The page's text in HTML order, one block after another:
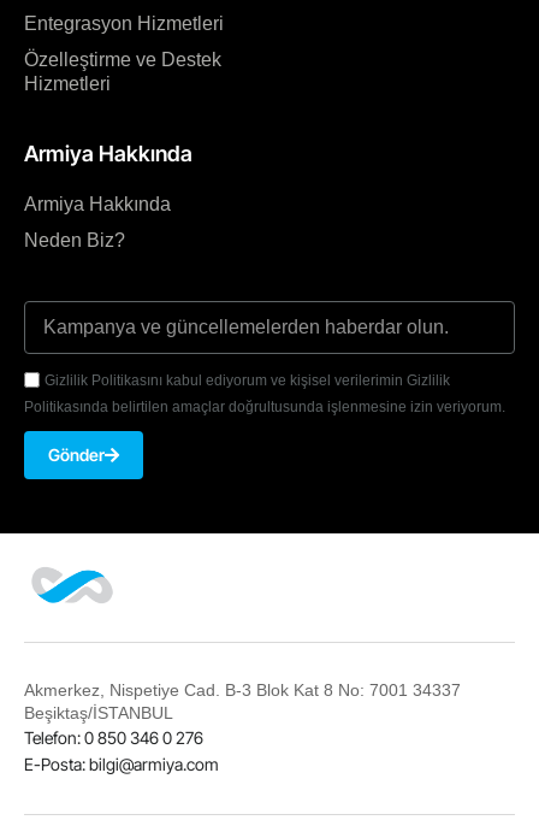
Entegrasyon Hizmetleri
Özelleştirme ve Destek
Hizmetleri
Armiya Hakkında
Armiya Hakkında
Neden Biz?
Gizlilik Politikasını kabul ediyorum ve kişisel verilerimin Gizlilik
Politikasında belirtilen amaçlar doğrultusunda işlenmesine izin veriyorum.
Gönder
Akmerkez, Nispetiye Cad. B-3 Blok Kat 8 No: 7001 34337
Beşiktaş/İSTANBUL
Telefon: 0 850 346 0 276
E-Posta:bilgi@armiya.com